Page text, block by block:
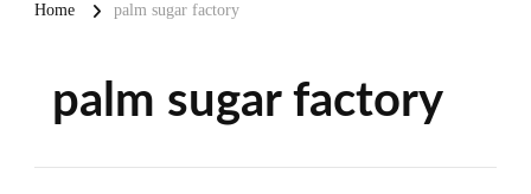
Home palm sugar factory
palm sugar factory